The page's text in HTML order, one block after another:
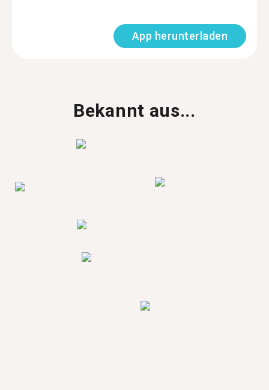
App herunterladen
Bekannt aus...